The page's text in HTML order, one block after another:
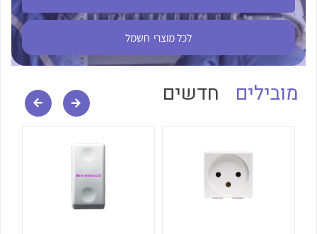
לכל מוצרי חשמל
מובילים חדשים